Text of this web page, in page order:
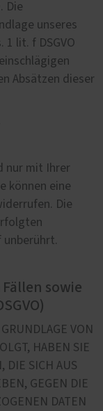
Die
unseres
1 lit. f DSGVO
Absätzen dieser
nur mit Ihrer
können eine
Die
unberührt.
sowie
VON
HABEN SIE
DIE SICH AUS
GEGEN DIE
DATEN